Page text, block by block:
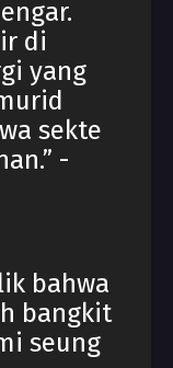
di
yang
sekte
-
bahwa
bangkit
seung